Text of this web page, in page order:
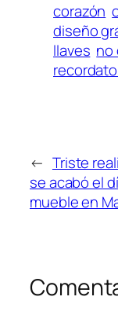
corazón
diseño
llaves no
← Triste
se acabó el
mueble en